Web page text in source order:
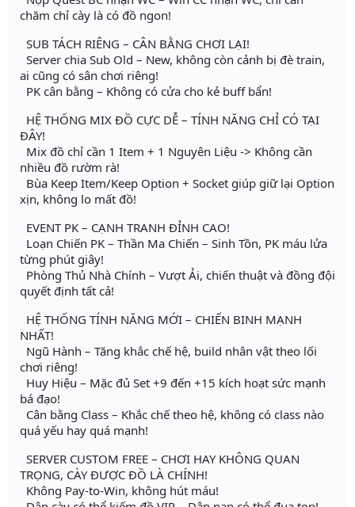
chăm chỉ cày là có đồ ngon!
SUB TÁCH RIÊNG – CÂN BẰNG CHƠI LẠI!
Server chia Sub Old – New, không còn cảnh bị đè train,
ai cũng có sân chơi riêng!
PK cân bằng – Không có cửa cho kẻ buff bẩn!
HỆ THỐNG MIX ĐỒ CỰC DỄ – TÍNH NĂNG CHỈ CÓ TẠI
ĐÂY!
Mix đồ chỉ cần 1 Item + 1 Nguyên Liệu -> Không cần
nhiều đồ rườm rà!
Bùa Keep Item/Keep Option + Socket giúp giữ lại Option
xịn, không lo mất đồ!
EVENT PK – CẠNH TRANH ĐỈNH CAO!
Loạn Chiến PK – Thần Ma Chiến – Sinh Tồn, PK máu lửa
từng phút giây!
Phòng Thủ Nhà Chính – Vượt Ải, chiến thuật và đồng đội
quyết định tất cả!
HỆ THỐNG TÍNH NĂNG MỚI – CHIẾN BINH MẠNH
NHẤT!
Ngũ Hành – Tăng khắc chế hệ, build nhân vật theo lối
chơi riêng!
Huy Hiệu – Mặc đủ Set +9 đến +15 kích hoạt sức mạnh
bá đạo!
Cân bằng Class – Khắc chế theo hệ, không có class nào
quá yếu hay quá mạnh!
SERVER CUSTOM FREE – CHƠI HAY KHÔNG QUAN
TRỌNG, CÀY ĐƯỢC ĐỒ LÀ CHÍNH!
Không Pay-to-Win, không hút máu!